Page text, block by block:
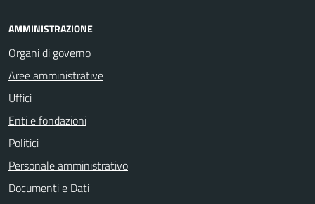
AMMINISTRAZIONE
Organi di governo
Aree amministrative
Uffici
Enti e fondazioni
Politici
Personale amministrativo
Documenti e Dati